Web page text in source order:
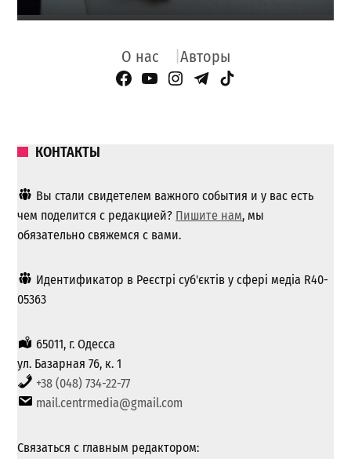
О нас Авторы
Facebook Page
YouTube
Instagram
Telegram
TikTok
КОНТАКТЫ
Вы стали свидетелем важного события и у вас есть
чем поделится с редакцией? Пишите нам, мы
обязательно свяжемся с вами.
Идентификатор в Реєстрі суб'єктів у сфері медіа R40-
05363
65011, г. Одесса
ул. Базарная 76, к. 1
+38 (048) 734-22-77
mail.centrmedia@gmail.com
Связаться с главным редактором: